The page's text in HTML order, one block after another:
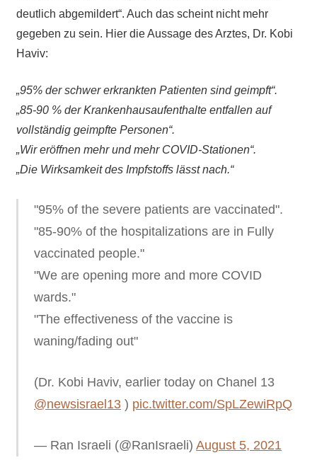
deutlich abgemildert“. Auch das scheint nicht mehr
gegeben zu sein. Hier die Aussage des Arztes, Dr. Kobi
Haviv:
„95% der schwer erkrankten Patienten sind geimpft“.
„85-90 % der Krankenhausaufenthalte entfallen auf
vollständig geimpfte Personen“.
„Wir eröffnen mehr und mehr COVID-Stationen“.
„Die Wirksamkeit des Impfstoffs lässt nach.“
"95% of the severe patients are vaccinated".
"85-90% of the hospitalizations are in Fully
vaccinated people."
"We are opening more and more COVID
wards."
"The effectiveness of the vaccine is
waning/fading out"
(Dr. Kobi Haviv, earlier today on Chanel 13
@newsisrael13 ) pic.twitter.com/SpLZewiRpQ
— Ran Israeli (@RanIsraeli) August 5, 2021